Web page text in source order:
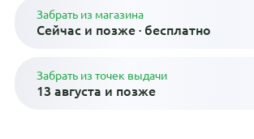
Забрать из магазина
Сейчас и позже · бесплатно
Забрать из точек выдачи
13 августа и позже